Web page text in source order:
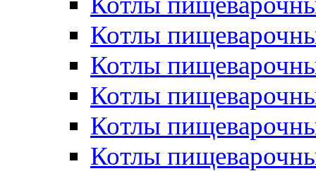
Котлы
Котлы
Котлы
Котлы
Котлы